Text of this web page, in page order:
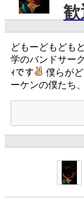
歓
どもーどもども
学のバンドサー
ｨです
僕らが
ーケンの僕たち